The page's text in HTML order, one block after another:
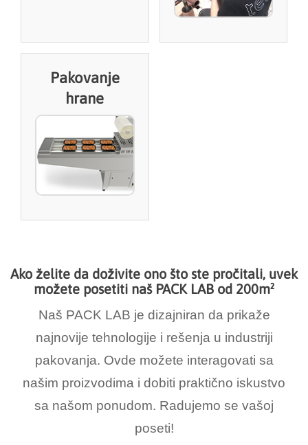
Pakovanje
hrane
Ako želite da doživite ono što ste pročitali, uvek
možete posetiti naš PACK LAB od 200m²
Naš PACK LAB je dizajniran da prikaže
najnovije tehnologije i rešenja u industriji
pakovanja. Ovde možete interagovati sa
našim proizvodima i dobiti praktično iskustvo
sa našom ponudom. Radujemo se vašoj
poseti!